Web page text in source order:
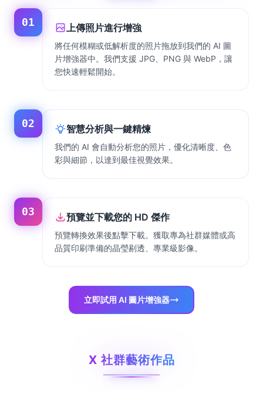
01 上傳照片進行增強
將任何模糊或低解析度的照片拖放到我們的 AI 圖
片增強器中。我們支援 JPG、PNG 與 WebP，讓
您快速輕鬆開始。
02 智慧分析與一鍵精煉
我們的 AI 會自動分析您的照片，優化清晰度、色
彩與細節，以達到最佳視覺效果。
03 預覽並下載您的 HD 傑作
預覽轉換效果後點擊下載。獲取專為社群媒體或高
品質印刷準備的晶瑩剔透、專業級影像。
立即試用 AI 圖片增強器
X 社群藝術作品